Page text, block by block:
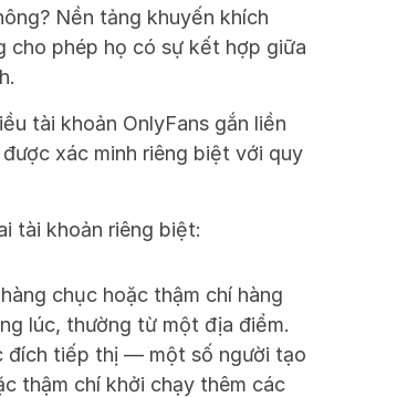
Nền tảng khuyến khích
cho phép họ có sự kết hợp giữa
tài khoản OnlyFans gắn liền
xác minh riêng biệt với quy
tài khoản riêng biệt:
chục hoặc thậm chí hàng
lúc, thường từ một địa điểm.
đích tiếp thị — một số người tạo
thậm chí khởi chạy thêm các